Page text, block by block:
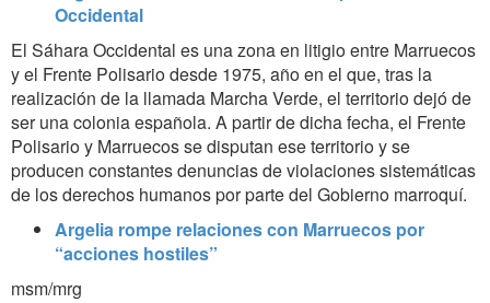
Occidental
El Sáhara Occidental es una zona en litigio entre Marruecos
y el Frente Polisario desde 1975, año en el que, tras la
realización de la llamada Marcha Verde, el territorio dejó de
ser una colonia española. A partir de dicha fecha, el Frente
Polisario y Marruecos se disputan ese territorio y se
producen constantes denuncias de violaciones sistemáticas
de los derechos humanos por parte del Gobierno marroquí.
Argelia rompe relaciones con Marruecos por
“acciones hostiles”
msm/mrg